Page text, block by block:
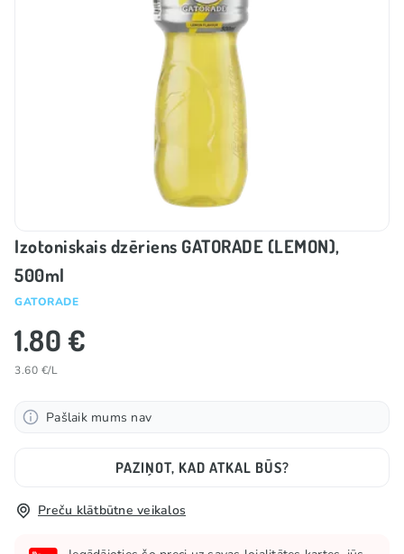
Izotoniskais dzēriens GATORADE (LEMON),
500ml
GATORADE
1.80 €
3.60 €/L
Pašlaik mums nav
PAZIŅOT, KAD ATKAL BŪS?
Preču klātbūtne veikalos